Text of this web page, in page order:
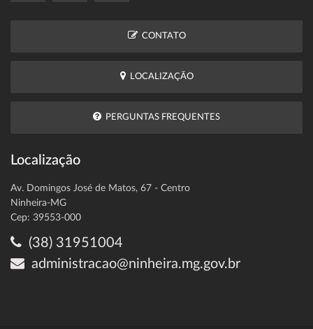
CONTATO
LOCALIZAÇÃO
PERGUNTAS FREQUENTES
Localização
Av. Domingos José de Matos, 67 - Centro
Ninheira-MG
Cep: 39553-000
(38) 31951004
administracao@ninheira.mg.gov.br